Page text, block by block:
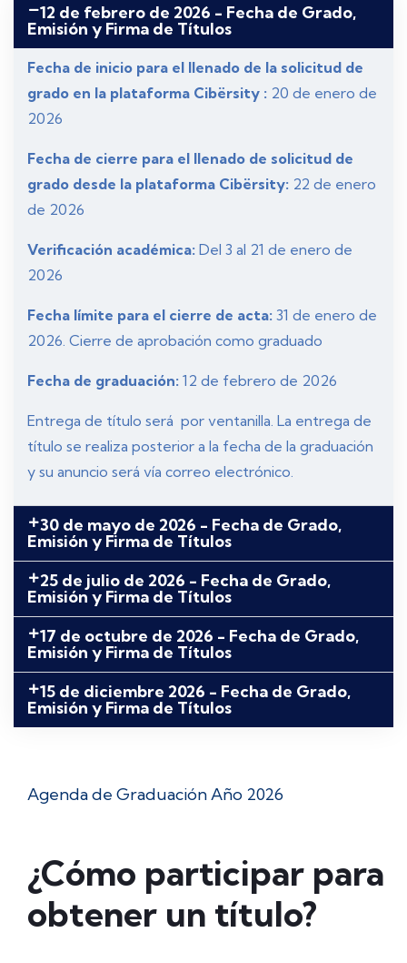
12 de febrero de 2026 - Fecha de Grado,
Emisión y Firma de Títulos
Fecha de inicio para el llenado de la solicitud de
grado en la plataforma Cibërsity : 20 de enero de
2026
Fecha de cierre para el llenado de solicitud de
grado desde la plataforma Cibërsity: 22 de enero
de 2026
Verificación académica: Del 3 al 21 de enero de
2026
Fecha límite para el cierre de acta: 31 de enero de
2026. Cierre de aprobación como graduado
Fecha de graduación: 12 de febrero de 2026
Entrega de título será por ventanilla. La entrega de
título se realiza posterior a la fecha de la graduación
y su anuncio será vía correo electrónico.
30 de mayo de 2026 - Fecha de Grado,
Emisión y Firma de Títulos
25 de julio de 2026 - Fecha de Grado,
Emisión y Firma de Títulos
17 de octubre de 2026 - Fecha de Grado,
Emisión y Firma de Títulos
15 de diciembre 2026 - Fecha de Grado,
Emisión y Firma de Títulos
Agenda de Graduación Año 2026
¿Cómo participar para
obtener un título?